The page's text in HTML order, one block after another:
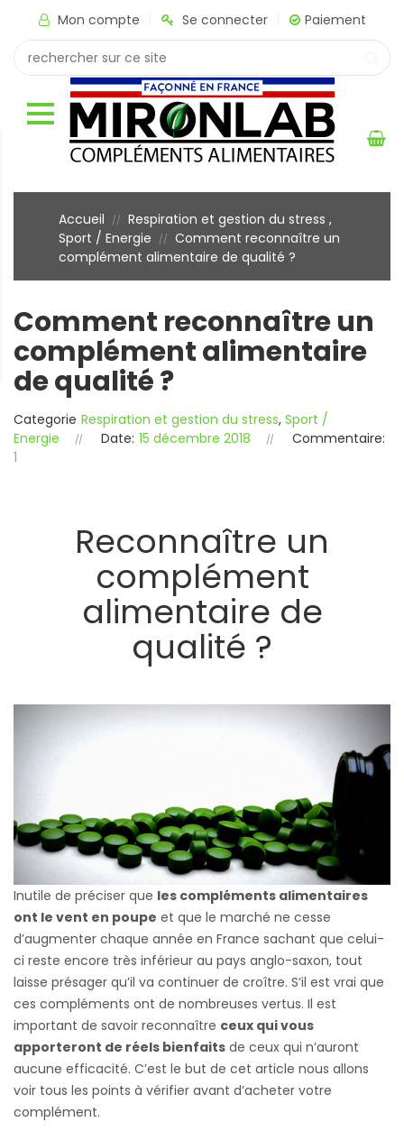
Mon compte Se connecter Paiement
Accueil // Respiration et gestion du stress ,
Sport / Energie
// Comment reconnaître un
complément alimentaire de qualité ?
Comment reconnaître un
complément alimentaire
de qualité ?
Categorie Respiration et gestion du stress, Sport /
Energie
Date: 15 décembre 2018
Commentaire:
1
Reconnaître un
complément
alimentaire de
qualité ?
Inutile de préciser que les compléments alimentaires
ont le vent en poupe et que le marché ne cesse
d’augmenter chaque année en France sachant que celui-
ci reste encore très inférieur au pays anglo-saxon, tout
laisse présager qu’il va continuer de croître. S’il est vrai que
ces compléments ont de nombreuses vertus. Il est
important de savoir reconnaître ceux qui vous
apporteront de réels bienfaits de ceux qui n’auront
aucune efficacité. C’est le but de cet article nous allons
voir tous les points à vérifier avant d’acheter votre
complément.